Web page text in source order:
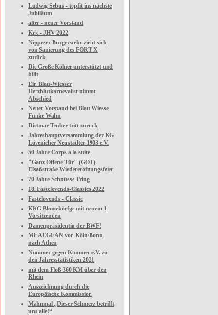
Ludwig Sebus - topfit ins nächste
Jubiläum
alter - neuer Vorstand
Krk - JHV 2022
Nippeser Bürgerwehr zieht sich
von Sanierung des FORT X
zurück
Die Große Kölner unterstützt und
hilft
Ein Blau-Wiesser
Herzblutkarnevalist nimmt
Abschied
Neuer Vorstand bei Blau Wiesse
Funke Wahn
Dietmar Teuber tritt zurück
Jahreshauptversammlung der KG
Lövenicher Neustädter 1903 e.V.
50 Jahre Corps à la suite
"Ganz Offene Tür" (GOT)
Elsaßstraße Wiedereröfnungsfeier
70 Jahre Schnüsse Tring
18. Fastelovends-Classics 2022
Fastelovends - Classic
KKG Blomekörfge mit neuem 1.
Vorsitzenden
Damenpräsidentin der BWF!
Mit AEGEAN von Köln/Bonn
nach Athen
Nummer gegen Kummer e.V. zu
den Jahresstatistiken 2021
mit dem Floß 360 KM über den
Rhein
Auszeichnung durch die
Europäische Kommission
Mahnmal „Dieser Schmerz betrifft
uns alle!“